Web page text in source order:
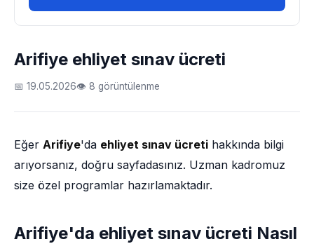
Arifiye ehliyet sınav ücreti
📅 19.05.2026👁 8 görüntülenme
Eğer Arifiye'da ehliyet sınav ücreti hakkında bilgi
arıyorsanız, doğru sayfadasınız. Uzman kadromuz
size özel programlar hazırlamaktadır.
Arifiye'da ehliyet sınav ücreti Nasıl